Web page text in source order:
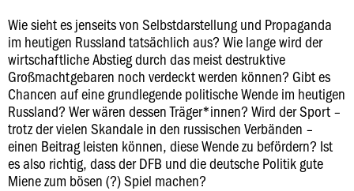
Wie sieht es jenseits von Selbstdarstellung und Propaganda
im heutigen Russland tatsächlich aus? Wie lange wird der
wirtschaftliche Abstieg durch das meist destruktive
Großmachtgebaren noch verdeckt werden können? Gibt es
Chancen auf eine grundlegende politische Wende im heutigen
Russland? Wer wären dessen Träger*innen? Wird der Sport –
trotz der vielen Skandale in den russischen Verbänden –
einen Beitrag leisten können, diese Wende zu befördern? Ist
es also richtig, dass der DFB und die deutsche Politik gute
Miene zum bösen (?) Spiel machen?